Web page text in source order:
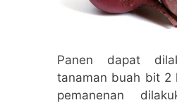
Panen dapat
tanaman buah bit 2
pemanenan